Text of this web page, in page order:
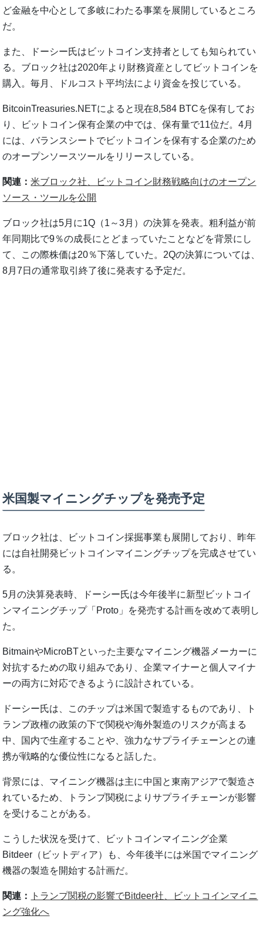
ど金融を中心として多岐にわたる事業を展開しているところ
だ。
また、ドーシー氏はビットコイン支持者としても知られてい
る。ブロック社は2020年より財務資産としてビットコインを
購入。毎月、ドルコスト平均法により資金を投じている。
BitcoinTreasuries.NETによると現在8,584 BTCを保有してお
り、ビットコイン保有企業の中では、保有量で11位だ。4月
には、バランスシートでビットコインを保有する企業のため
のオープンソースツールをリリースしている。
関連：米ブロック社、ビットコイン財務戦略向けのオープン
ソース・ツールを公開
ブロック社は5月に1Q（1～3月）の決算を発表。粗利益が前
年同期比で9％の成長にとどまっていたことなどを背景にし
て、この際株価は20％下落していた。2Qの決算については、
8月7日の通常取引終了後に発表する予定だ。
米国製マイニングチップを発売予定
ブロック社は、ビットコイン採掘事業も展開しており、昨年
には自社開発ビットコインマイニングチップを完成させてい
る。
5月の決算発表時、ドーシー氏は今年後半に新型ビットコイ
ンマイニングチップ「Proto」を発売する計画を改めて表明し
た。
BitmainやMicroBTといった主要なマイニング機器メーカーに
対抗するための取り組みであり、企業マイナーと個人マイナ
ーの両方に対応できるように設計されている。
ドーシー氏は、このチップは米国で製造するものであり、ト
ランプ政権の政策の下で関税や海外製造のリスクが高まる
中、国内で生産することや、強力なサプライチェーンとの連
携が戦略的な優位性になると話した。
背景には、マイニング機器は主に中国と東南アジアで製造さ
れているため、トランプ関税によりサプライチェーンが影響
を受けることがある。
こうした状況を受けて、ビットコインマイニング企業
Bitdeer（ビットディア）も、今年後半には米国でマイニング
機器の製造を開始する計画だ。
関連：
トランプ関税の影響でBitdeer社、ビットコインマイニ
ング強化へ